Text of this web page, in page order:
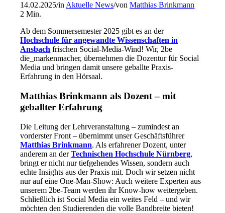
14.02.2025/in Aktuelle News/vonMatthias Brinkmann
2 Min.
Ab dem Sommersemester 2025 gibt es an der
Hochschule für angewandte Wissenschaften in
Ansbach frischen Social-Media-Wind! Wir, 2be
die_markenmacher, übernehmen die Dozentur für Social
Media und bringen damit unsere geballte Praxis-
Erfahrung in den Hörsaal.
Matthias Brinkmann als Dozent – mit
geballter Erfahrung
Die Leitung der Lehrveranstaltung – zumindest an
vorderster Front – übernimmt unser Geschäftsführer
Matthias Brinkmann. Als erfahrener Dozent, unter
anderem an derTechnischen Hochschule Nürnberg,
bringt er nicht nur tiefgehendes Wissen, sondern auch
echte Insights aus der Praxis mit. Doch wir setzen nicht
nur auf eine One-Man-Show: Auch weitere Experten aus
unserem 2be-Team werden ihr Know-how weitergeben.
Schließlich ist Social Media ein weites Feld – und wir
möchten den Studierenden die volle Bandbreite bieten!